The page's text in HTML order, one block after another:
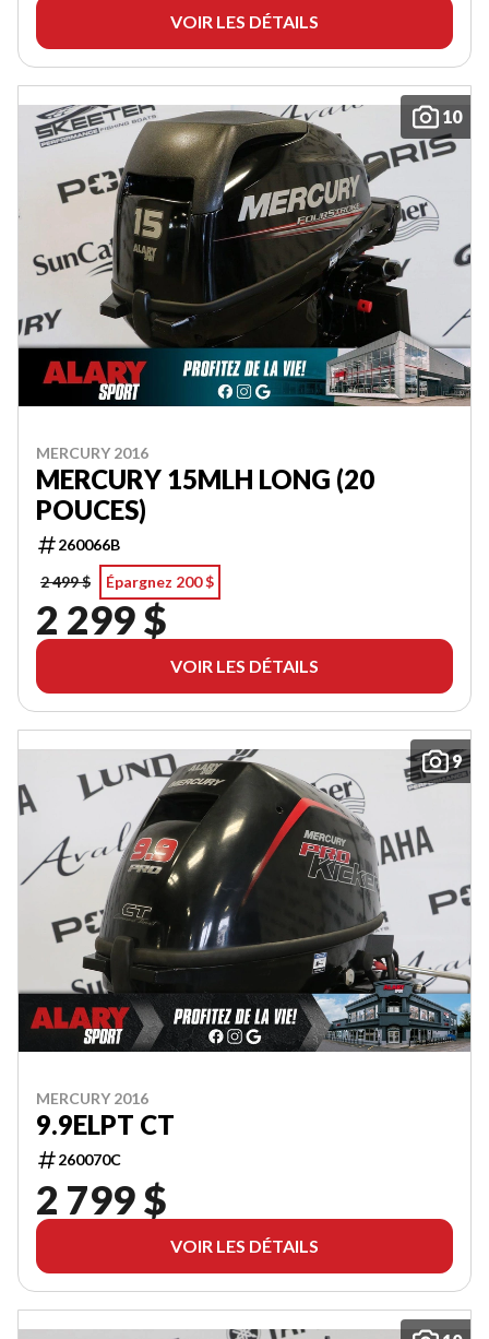
VOIR LES DÉTAILS
10
MERCURY 2016
MERCURY 15MLH LONG (20
POUCES)
260066B
2 499 $
Épargnez 200 $
2 299 $
VOIR LES DÉTAILS
9
MERCURY 2016
9.9ELPT CT
260070C
2 799 $
VOIR LES DÉTAILS